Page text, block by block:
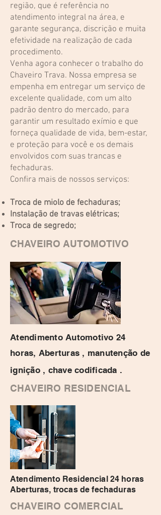
região, que é referência no
atendimento integral na área, e
garante segurança, discrição e muita
efetividade na realização de cada
procedimento.
Venha agora conhecer o trabalho do
Chaveiro Trava. Nossa empresa se
empenha em entregar um serviço de
excelente qualidade, com um alto
padrão dentro do mercado, para
garantir um resultado exímio e que
forneça qualidade de vida, bem-estar,
e proteção para você e os demais
envolvidos com suas trancas e
fechaduras.
Confira mais de nossos serviços:
Troca de miolo de fechaduras;
Instalação de travas elétricas;
Troca de segredo;
CHAVEIRO AUTOMOTIVO
Atendimento Automotivo 24
horas, Aberturas , manutenção de
ignição , chave codificada .
CHAVEIRO RESIDENCIAL
Atendimento Residencial 24 horas
Aberturas, trocas de fechaduras
CHAVEIRO COMERCIAL